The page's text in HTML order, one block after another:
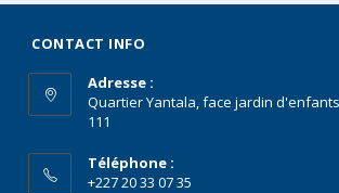
CONTACT INFO
Adresse :
Quartier Yantala, face jardin
111
Téléphone :
+227 20 33 07 35